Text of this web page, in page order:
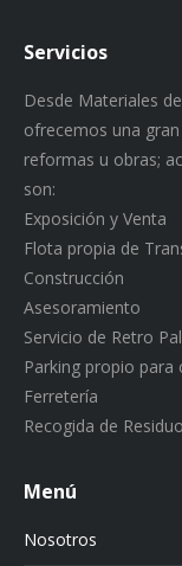
Servicios
Desde Materiales
ofrecemos una
reformas u obras;
son:
Exposición y Venta
Flota propia de
Construcción
Asesoramiento
Servicio de Retro
Parking propio para
Ferretería
Recogida de
Menú
Nosotros